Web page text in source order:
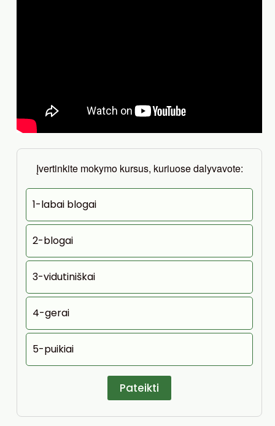
Įvertinkite mokymo kursus, kuriuose dalyvavote:
1-labai blogai
2-blogai
3-vidutiniškai
4-gerai
5-puikiai